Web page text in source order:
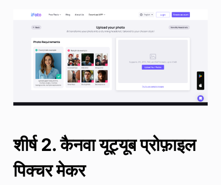
शीर्ष 2. कैनवा यूट्यूब प्रोफ़ाइल
पिक्चर मेकर